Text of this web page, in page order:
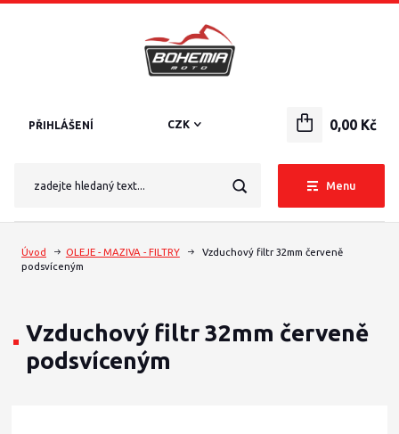
Menu
CZK
PŘIHLÁŠENÍ 0,00 Kč
Úvod OLEJE - MAZIVA - FILTRY
Vzduchový filtr 32mm červeně
podsvíceným
Vzduchový filtr 32mm červeně
podsvíceným